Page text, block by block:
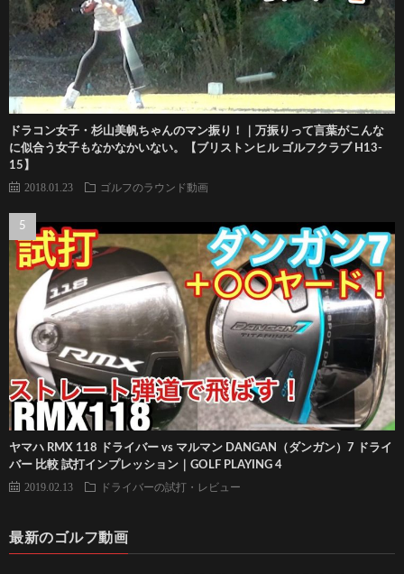
ドラコン女子・杉山美帆ちゃんのマン振り！｜万振りって言葉がこんな
に似合う女子もなかなかいない。【ブリストンヒル ゴルフクラブ H13-
15】
2018.01.23 ゴルフのラウンド動画
ヤマハ RMX 118 ドライバー vs マルマン DANGAN（ダンガン）7 ドライ
バー 比較 試打インプレッション｜GOLF PLAYING 4
2019.02.13 ドライバーの試打・レビュー
最新のゴルフ動画